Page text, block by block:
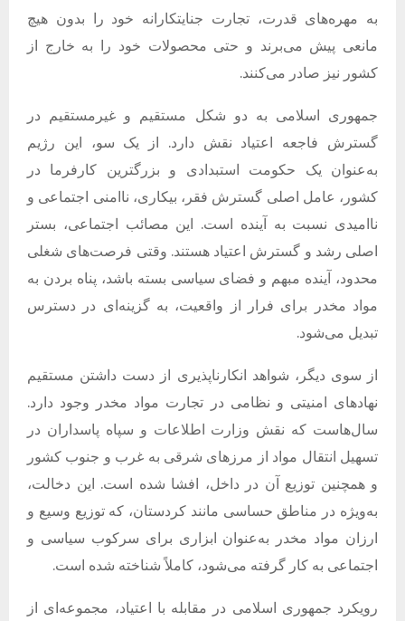
به مهره‌های قدرت، تجارت جنایتکارانه خود را بدون هیچ
مانعی پیش می‌برند و حتی محصولات خود را به خارج از
کشور نیز صادر می‌کنند.
جمهوری اسلامی به دو شکل مستقیم و غیرمستقیم در
گسترش فاجعه اعتیاد نقش دارد. از یک سو، این رژیم
به‌عنوان یک حکومت استبدادی و بزرگترین کارفرما در
کشور، عامل اصلی گسترش فقر، بیکاری، ناامنی اجتماعی و
ناامیدی نسبت به آینده است. این مصائب اجتماعی، بستر
اصلی رشد و گسترش اعتیاد هستند. وقتی فرصت‌های شغلی
محدود، آینده مبهم و فضای سیاسی بسته باشد، پناه بردن به
مواد مخدر برای فرار از واقعیت، به گزینه‌ای در دسترس
تبدیل می‌شود.
از سوی دیگر، شواهد انکارناپذیری از دست داشتن مستقیم
نهادهای امنیتی و نظامی در تجارت مواد مخدر وجود دارد.
سال‌هاست که نقش وزارت اطلاعات و سپاه پاسداران در
تسهیل انتقال مواد از مرزهای شرقی به غرب و جنوب کشور
و همچنین توزیع آن در داخل، افشا شده است. این دخالت،
به‌ویژه در مناطق حساسی مانند کردستان، که توزیع وسیع و
ارزان مواد مخدر به‌عنوان ابزاری برای سرکوب سیاسی و
اجتماعی به کار گرفته می‌شود، کاملاً شناخته شده است.
رویکرد جمهوری اسلامی در مقابله با اعتیاد، مجموعه‌ای از